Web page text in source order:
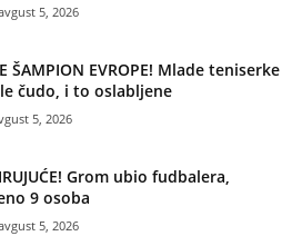
5, 2026
ŠAMPION EVROPE! Mlade teniserke
čudo, i to oslabljene
5, 2026
Grom ubio fudbalera,
9 osoba
5, 2026